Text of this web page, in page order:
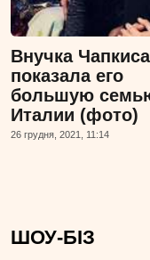
Внучка Чапкиса
показала его
большую
Италии (фото)
26 грудня, 2021, 11:14
ШОУ-БІЗ